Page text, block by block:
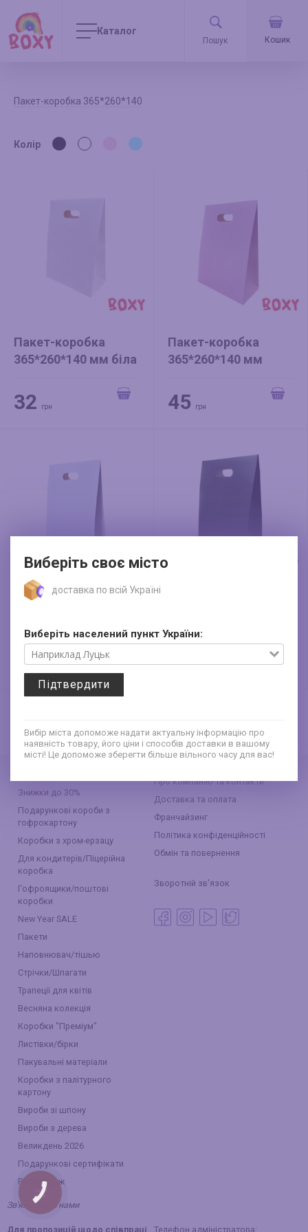
Виберіть своє місто
доставка по всій Україні
Виберіть населений пункт України:
Підтвердити
Вибір міста допоможе надати актуальну інформацію про
наявність товару, його ціни і способів доставки в вашому
місті! Це допоможе зберегти більше вільного часу для вас!
Каталог
Кошик
Пакет-коробка 365*260*140
Колір
Пакет-коробка
365*260*140 мм біла
32 грн
Пакет-коробка
365*260*140 мм
вкладка
45 грн
Пакет-коробка
ніжно-блакитна+
вкладка
45 грн
чорна + вкладка
45 грн
Знижки до 30%
Подарункові короби з
гофрокартону
Коробки з хром-ерзацу
Для кондитерів/Піцерійна
коробка
Гофроящики/поштові
коробки
New Year SALE
Пакети
Наповнювач/тішью
Стрічки/Шпагати
Трапеції для квітів
Весняна колекція
Коробки "Преміум"
Листівки/бірки
Пакувальні матеріали
Коробки з палітурного
картону
Вироби зі шпону
Вироби з дерева
Великдень 2026
Подарункові сертифікати
Розпродаж
Про компанію та контакти
Доставка та оплата
Франчайзинг
Політика конфіденційності
Обмін та повернення
Зворотній зв'язок
Зв'яжіться з нами
Для пропозицій щодо співпраці Телефон адміністратора:
КНОПКА
ЗВ'ЯЗКУ